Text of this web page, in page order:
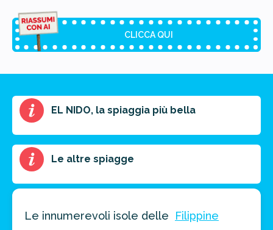
CLICCA QUI
Riassunto dell'articolo
Scegli il formato del riassunto
Breve Medio Punti chiave
prossima destinazione di viaggio.
EL NIDO, la spiaggia più bella
Le altre spiagge
Le innumerevoli isole delle
Filippine